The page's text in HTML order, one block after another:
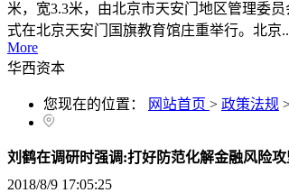
米，宽3.3米，由北京市天安门地区管理委
式在北京天安门国旗教育馆庄重举行。北京
More
华西资本
您现在的位置： 网站首页 > 政策法规
刘鹤在调研时强调:打好防范化解金融风险
2018/8/9 17:05:25